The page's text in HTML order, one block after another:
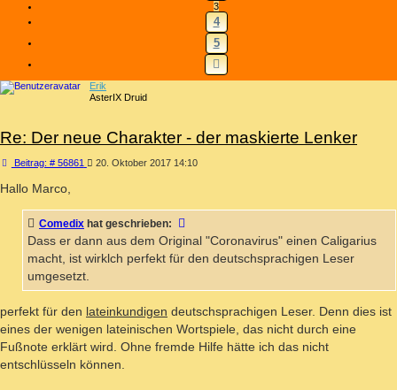
3
4
5
NÄCHSTE
Erik
AsterIX Druid
Re: Der neue Charakter - der maskierte Lenker
Beitrag: # 56861 Beitrag
20. Oktober 2017 14:10
Hallo Marco,
Comedix hat geschrieben:
Dass er dann aus dem Original "Coronavirus" einen Caligarius
macht, ist wirklch perfekt für den deutschsprachigen Leser
umgesetzt.
perfekt für den lateinkundigen deutschsprachigen Leser. Denn dies ist
eines der wenigen lateinischen Wortspiele, das nicht durch eine
Fußnote erklärt wird. Ohne fremde Hilfe hätte ich das nicht
entschlüsseln können.